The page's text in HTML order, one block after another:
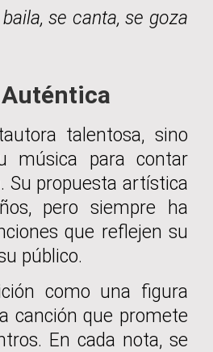
se canta, se goza
talentosa, sino
música para contar
Su propuesta artística
pero siempre ha
que reflejen su
público.
como una figura
canción que promete
En cada nota, se